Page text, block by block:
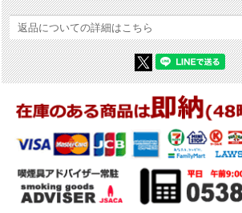
返品についての詳細はこちら